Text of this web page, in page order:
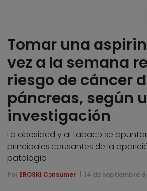
Tomar una
vez a la semana
riesgo de cáncer
páncreas, según
investigación
La obesidad y al tabaco se
principales causantes de la
patología
Por EROSKI Consumer 14 de septiembre